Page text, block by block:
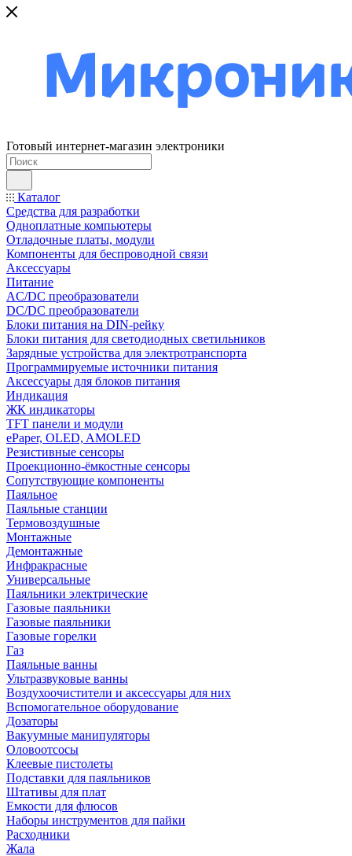
Готовый интернет-магазин электроники
Каталог
Средства для разработки
Одноплатные компьютеры
Отладочные платы, модули
Компоненты для беспроводной связи
Аксессуары
Питание
AC/DC преобразователи
DC/DC преобразователи
Блоки питания на DIN-рейку
Блоки питания для светодиодных светильников
Зарядные устройства для электротранспорта
Программируемые источники питания
Аксессуары для блоков питания
Индикация
ЖК индикаторы
TFT панели и модули
ePaper, OLED, AMOLED
Резистивные сенсоры
Проекционно-ёмкостные сенсоры
Сопутствующие компоненты
Паяльное
Паяльные станции
Термовоздушные
Монтажные
Демонтажные
Инфракрасные
Универсальные
Паяльники электрические
Газовые паяльники
Газовые паяльники
Газовые горелки
Газ
Паяльные ванны
Ультразвуковые ванны
Воздухоочистители и аксессуары для них
Вспомогательное оборудование
Дозаторы
Вакуумные манипуляторы
Оловоотсосы
Клеевые пистолеты
Подставки для паяльников
Штативы для плат
Емкости для флюсов
Наборы инструментов для пайки
Расходники
Жала